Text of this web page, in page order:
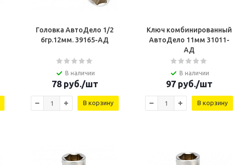
Головка АвтоДело 1/2
6гр.12мм. 39165-AД
В наличии
78руб./шт
В корзину
Ключ комбинированный
АвтоДело 11мм 31011-
AД
В наличии
97руб./шт
В корзину